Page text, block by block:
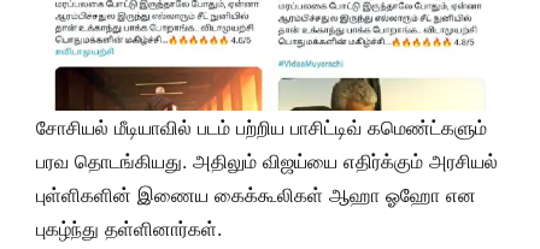
சோசியல் மீடியாவில் படம் பற்றிய பாசிட்டிவ் கமெண்ட்களும்
பரவ தொடங்கியது. அதிலும் விஜய்யை எதிர்க்கும் அரசியல்
புள்ளிகளின் இணைய கைக்கூலிகள் ஆஹா ஓஹோ என
புகழ்ந்து தள்ளினார்கள்.